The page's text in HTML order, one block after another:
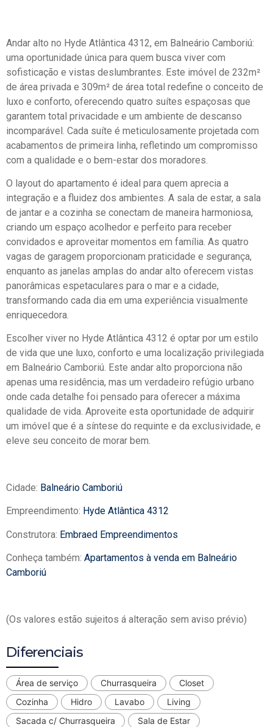
Andar alto no Hyde Atlântica 4312, em Balneário Camboriú:
uma oportunidade única para quem busca viver com
sofisticação e vistas deslumbrantes. Este imóvel de 232m²
de área privada e 309m² de área total redefine o conceito de
luxo e conforto, oferecendo quatro suítes espaçosas que
garantem total privacidade e um ambiente de descanso
incomparável. Cada suíte é meticulosamente projetada com
acabamentos de primeira linha, refletindo um compromisso
com a qualidade e o bem-estar dos moradores.
O layout do apartamento é ideal para quem aprecia a
integração e a fluidez dos ambientes. A sala de estar, a sala
de jantar e a cozinha se conectam de maneira harmoniosa,
criando um espaço acolhedor e perfeito para receber
convidados e aproveitar momentos em família. As quatro
vagas de garagem proporcionam praticidade e segurança,
enquanto as janelas amplas do andar alto oferecem vistas
panorâmicas espetaculares para o mar e a cidade,
transformando cada dia em uma experiência visualmente
enriquecedora.
Escolher viver no Hyde Atlântica 4312 é optar por um estilo
de vida que une luxo, conforto e uma localização privilegiada
em Balneário Camboriú. Este andar alto proporciona não
apenas uma residência, mas um verdadeiro refúgio urbano
onde cada detalhe foi pensado para oferecer a máxima
qualidade de vida. Aproveite esta oportunidade de adquirir
um imóvel que é a síntese do requinte e da exclusividade, e
eleve seu conceito de morar bem.
Cidade: Balneário Camboriú
Empreendimento: Hyde Atlântica 4312
Construtora: Embraed Empreendimentos
Conheça também: Apartamentos à venda em Balneário
Camboriú
(Os valores estão sujeitos á alteração sem aviso prévio)
Diferenciais
Área de serviço Churrasqueira
Closet
Cozinha
Hidro Lavabo
Living
Sacada c/ Churrasqueira
Sala de Estar